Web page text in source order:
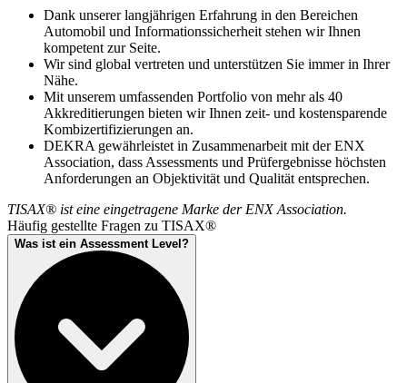
Dank unserer langjährigen Erfahrung in den Bereichen
Automobil und Informationssicherheit stehen wir Ihnen
kompetent zur Seite.
Wir sind global vertreten und unterstützen Sie immer in Ihrer
Nähe.
Mit unserem umfassenden Portfolio von mehr als 40
Akkreditierungen bieten wir Ihnen zeit- und kostensparende
Kombizertifizierungen an.
DEKRA gewährleistet in Zusammenarbeit mit der ENX
Association, dass Assessments und Prüfergebnisse höchsten
Anforderungen an Objektivität und Qualität entsprechen.
TISAX® ist eine eingetragene Marke der ENX Association.
Häufig gestellte Fragen zu TISAX®
Was ist ein Assessment Level?